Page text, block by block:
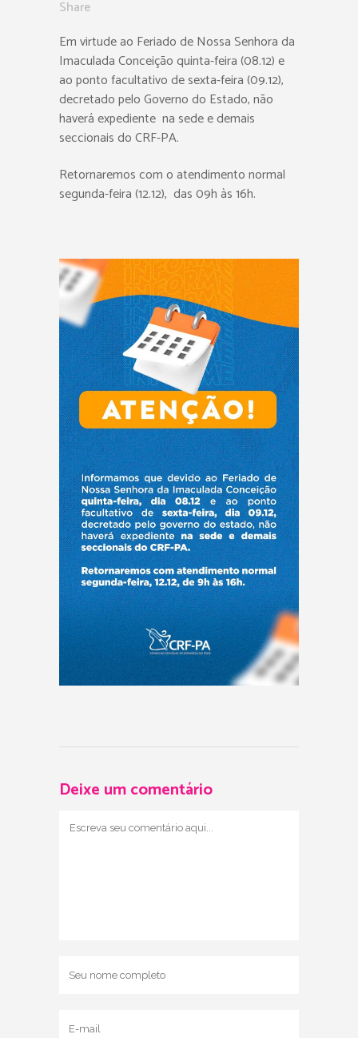
Share
Em virtude ao Feriado de Nossa Senhora da
Imaculada Conceição quinta-feira (08.12) e
ao ponto facultativo de sexta-feira (09.12),
decretado pelo Governo do Estado, não
haverá expediente na sede e demais
seccionais do CRF-PA.
Retornaremos com o atendimento normal
segunda-feira (12.12), das 09h às 16h.
Deixe um comentário